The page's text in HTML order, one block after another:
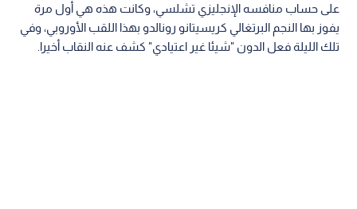
على حساب منافسه الإنجليزي تشلسي، وكانت هذه هي أول مرة
يفوز بها النجم البرتغالي كريسيتانو رونالدو بهذا اللقب الأوروبي، وفي
تلك الليلة فعل الدون "شيئا غير اعتيادي" كشف عنه النقاب أخيرا.